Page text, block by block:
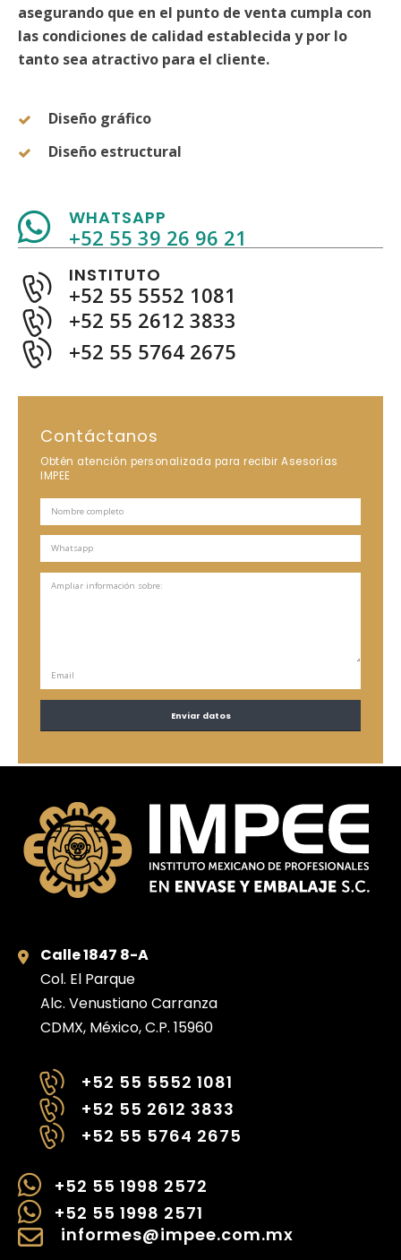
asegurando que en el punto de venta cumpla con
las condiciones de calidad establecida y por lo
tanto sea atractivo para el cliente.
Diseño gráfico
Diseño estructural
WHATSAPP
+52 55 39 26 96 21
INSTITUTO
+52 55 5552 1081
+52 55 2612 3833
+52 55 5764 2675
Contáctanos
Obtén atención personalizada para recibir Asesorías
IMPEE
Calle 1847 8-A
Col. El Parque
Alc. Venustiano Carranza
CDMX, México, C.P. 15960
+52 55 5552 1081
+52 55 2612 3833
+52 55 5764 2675
+52 55 1998 2572
+52 55 1998 2571
informes@impee.com.mx